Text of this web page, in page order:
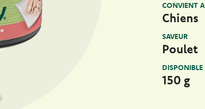
CONVIENT
Chiens
SAVEUR
Poulet
DISPONIBLE
150 g